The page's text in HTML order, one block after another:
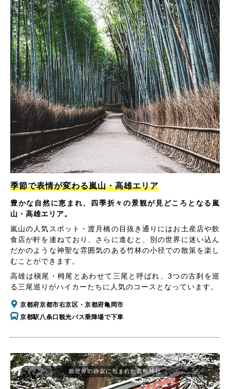
季節で表情が変わる嵐山・高雄エリア
豊かな自然に恵まれ、四季折々の景観が見どころとなる嵐
山・高雄エリア。
嵐山の人気スポット・渡月橋の目抜き通りにはお土産店や飲
食店が軒を連ねており、さらに進むと、別の世界に迷い込ん
だかのような神聖な雰囲気のある竹林の小径での散策を楽し
むことができます。
高雄は槇尾・栂尾とあわせて三尾と呼ばれ、3つの古刹を巡
る三尾巡りがハイカーたちに人気のコースとなっています。
京都府京都市右京区・京都府亀岡市
京都駅八条口観光バス乗降場で下車
銀世界の静寂に包まれた貴船神社